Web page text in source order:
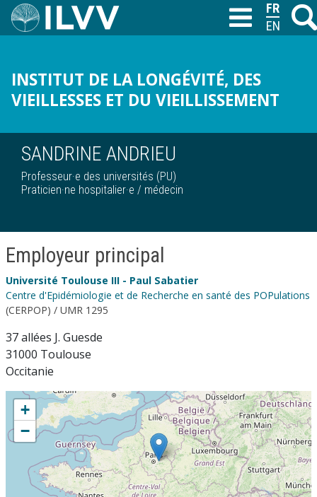
Aller
au
M
INSTITUT DE LA LONGÉVITÉ, DES
VIEILLESSES ET DU VIEILLISSEMENT
T
SANDRINE ANDRIEU
Professeur·e des universités (PU)
Praticien·ne hospitalier·e / médecin
Employeur principal
Université Toulouse III - Paul Sabatier
Centre d'Epidémiologie et de Recherche en santé des POPulations
(CERPOP) / UMR 1295
37 allées J. Guesde
31000 Toulouse
Occitanie
+
−
ENGLISH